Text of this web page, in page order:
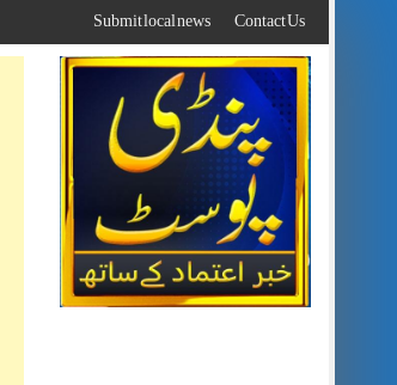
to
content
Contact Us
Submit local news